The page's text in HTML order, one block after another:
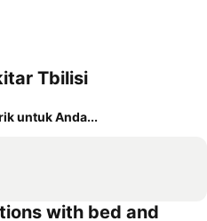
Tbilisi
untuk Anda...
with bed and